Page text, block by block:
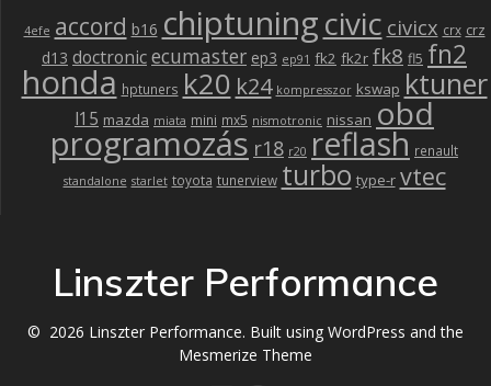
4efe accord b16 chiptuningcivic civicx crx crz
d13 doctronicecumaster ep3 ep91 fk2 fk2r fk8 fl5 fn2
honda hptuners k20 k24 kompresszor kswap ktuner
l15 mazda miata mini mx5 nismotronic nissan obd
programozás r18 r20 reflash renault
standalone starlet toyota tunerview turbo type-r vtec
Linszter Performance
© 2026 Linszter Performance. Built using WordPress and the
Mesmerize Theme